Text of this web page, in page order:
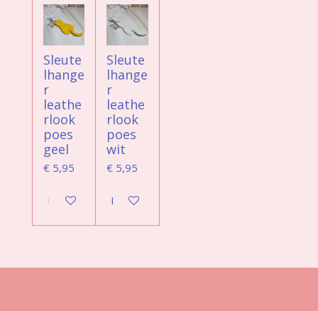
Sleute
lhange
r
leathe
rlook
poes
geel
€ 5,95
In winkelwagen
Sleute
lhange
r
leathe
rlook
poes
wit
€ 5,95
In winkelwagen